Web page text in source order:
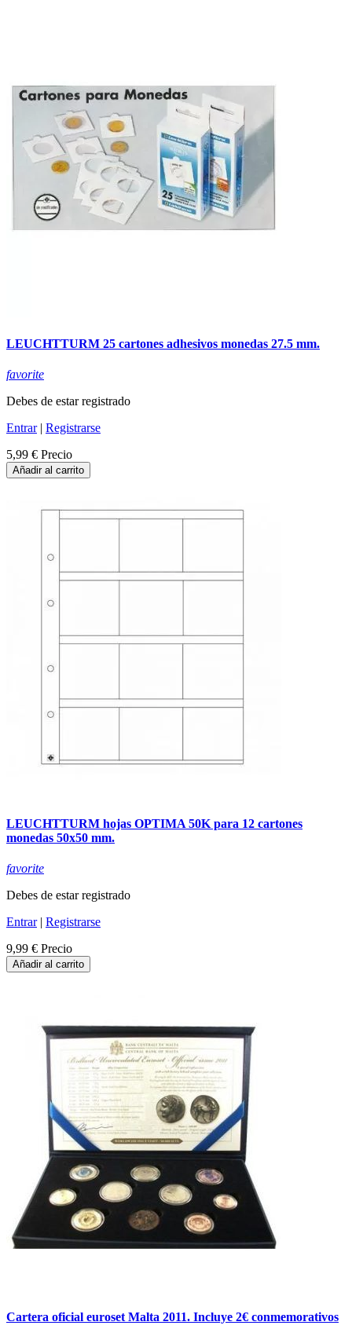
LEUCHTTURM 25 cartones adhesivos monedas 27.5 mm.
favorite
Debes de estar registrado
Entrar| Registrarse
5,99 € Precio
Añadir al carrito
LEUCHTTURM hojas OPTIMA 50K para 12 cartones
monedas 50x50 mm.
favorite
Debes de estar registrado
Entrar| Registrarse
9,99 € Precio
Añadir al carrito
Cartera oficial euroset Malta 2011. Incluye 2€ conmemorativos